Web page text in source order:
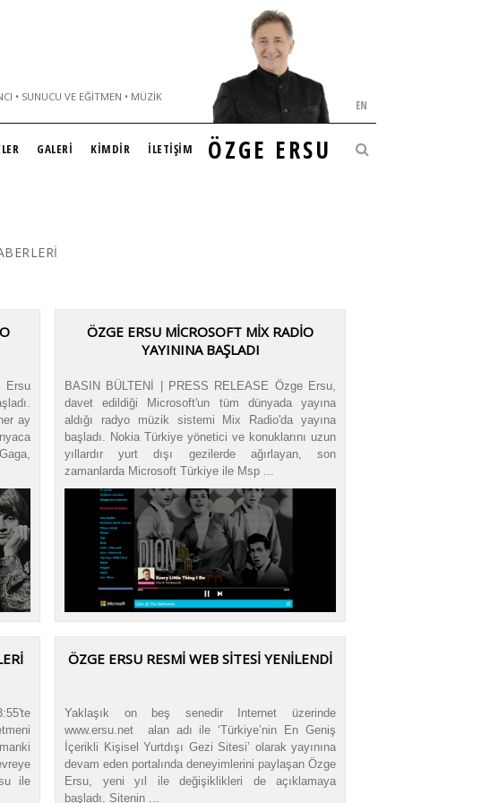
• SUNUCU VE EĞITMEN • MÜZIK
ÖZGE ERSU
EN
GALERİ KİMDİR İLETİŞİM
Ersu
ay
ÖZGE ERSU MICROSOFT MIX RADIO
YAYININA BAŞLADI
BASIN BÜLTENİ | PRESS RELEASE Özge Ersu,
davet edildiği Microsoft'un tüm dünyada yayına
aldığı radyo müzik sistemi Mix Radio'da yayına
başladı. Nokia Türkiye yönetici ve konuklarını uzun
yıllardır yurt dışı gezilerde ağırlayan, son
zamanlarda Microsoft Türkiye ile Msp ...
ile
ÖZGE ERSU RESMİ WEB SİTESİ YENİLENDİ
Yaklaşık on beş senedir Internet üzerinde
www.ersu.net alan adı ile ‘Türkiye’nin En Geniş
İçerikli Kişisel Yurtdışı Gezi Sitesi’ olarak yayınına
devam eden portalında deneyimlerini paylaşan Özge
Ersu, yeni yıl ile değişiklikleri de açıklamaya
başladı. Sitenin ...